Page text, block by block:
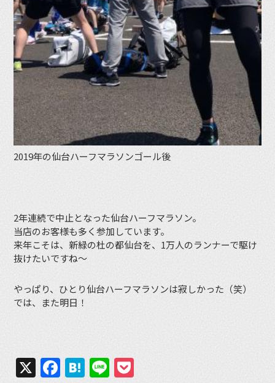
2019年の仙台ハーフマラソンゴール後
2年連続で中止となった仙台ハーフマラソン。
当店のお客様も多く参加しています。
来年こそは、新緑の杜の都仙台を、1万人のランナーで駆け
抜けたいですね〜
やっぱり、ひとり仙台ハーフマラソンは寂しかった（笑）
では、また明日！
X Facebook
Hatena
Line